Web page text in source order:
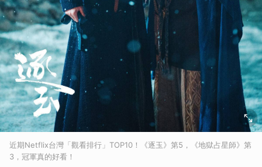
近期Netflix台灣「觀看排行」TOP10！《逐玉》第5，《地獄占星師》第
3，冠軍真的好看！